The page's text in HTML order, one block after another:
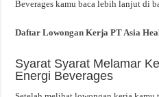
Beverages kamu baca lebih lanjut di
Daftar Lowongan Kerja PT Asia
Syarat Syarat Melamar
Energi Beverages